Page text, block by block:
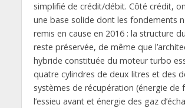
simplifié de crédit/débit. Côté crédit,
une base solide dont les fondements
remis en cause en 2016 : la structure
reste préservée, de même que
hybride constituée du moteur turbo
quatre cylindres de deux litres et des
systèmes de récupération (énergie de
l’essieu avant et énergie des gaz